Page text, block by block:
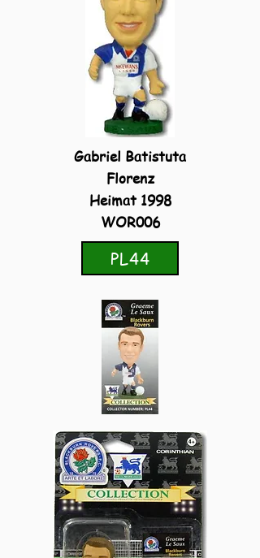
Gabriel Batistuta
Florenz
Heimat 1998
WOR006
PL44